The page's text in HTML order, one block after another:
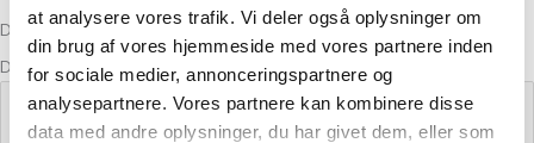
at analysere vores trafik. Vi deler også oplysninger om
din brug af vores hjemmeside med vores partnere inden
for sociale medier, annonceringspartnere og
analysepartnere. Vores partnere kan kombinere disse
data med andre oplysninger, du har givet dem, eller som
Din bedømmelse
Din anmeldelse